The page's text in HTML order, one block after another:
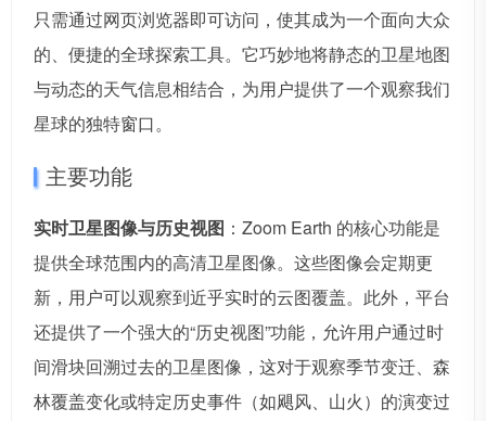
只需通过网页浏览器即可访问，使其成为一个面向大众
的、便捷的全球探索工具。它巧妙地将静态的卫星地图
与动态的天气信息相结合，为用户提供了一个观察我们
星球的独特窗口。
主要功能
实时卫星图像与历史视图 ：Zoom Earth 的核心功能是
提供全球范围内的高清卫星图像。这些图像会定期更
新，用户可以观察到近乎实时的云图覆盖。此外，平台
还提供了一个强大的“历史视图”功能，允许用户通过时
间滑块回溯过去的卫星图像，这对于观察季节变迁、森
林覆盖变化或特定历史事件（如飓风、山火）的演变过